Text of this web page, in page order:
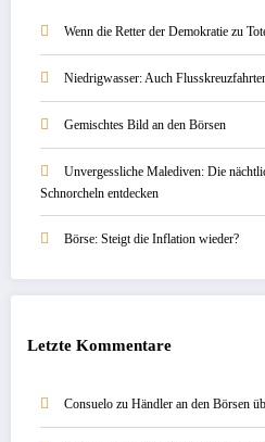
Wenn die Retter der Demokratie zu
Niedrigwasser: Auch
Gemischtes Bild an den Börsen
Unvergessliche Malediven: Die
Schnorcheln entdecken
Börse: Steigt die Inflation wieder?
Letzte Kommentare
Consuelo zu Händler an den Börsen